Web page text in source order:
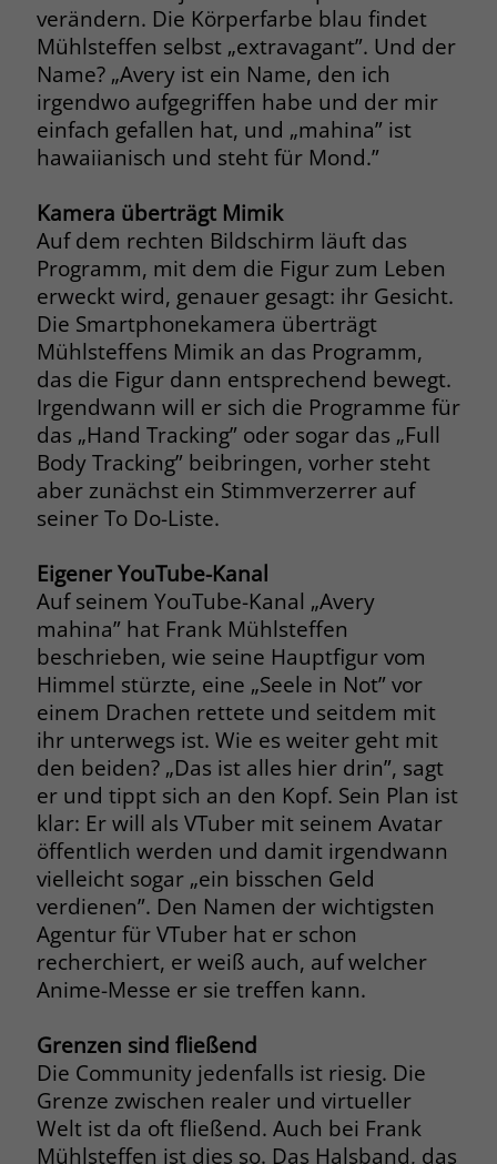
verändern. Die Körperfarbe blau findet
Mühlsteffen selbst „extravagant”. Und der
Name? „Avery ist ein Name, den ich
irgendwo aufgegriffen habe und der mir
einfach gefallen hat, und „mahina” ist
hawaiianisch und steht für Mond.”
Kamera überträgt Mimik
Auf dem rechten Bildschirm läuft das
Programm, mit dem die Figur zum Leben
erweckt wird, genauer gesagt: ihr Gesicht.
Die Smartphonekamera überträgt
Mühlsteffens Mimik an das Programm,
das die Figur dann entsprechend bewegt.
Irgendwann will er sich die Programme für
das „Hand Tracking” oder sogar das „Full
Body Tracking” beibringen, vorher steht
aber zunächst ein Stimmverzerrer auf
seiner To Do-Liste.
Eigener YouTube-Kanal
Auf seinem YouTube-Kanal „Avery
mahina” hat Frank Mühlsteffen
beschrieben, wie seine Hauptfigur vom
Himmel stürzte, eine „Seele in Not” vor
einem Drachen rettete und seitdem mit
ihr unterwegs ist. Wie es weiter geht mit
den beiden? „Das ist alles hier drin”, sagt
er und tippt sich an den Kopf. Sein Plan ist
klar: Er will als VTuber mit seinem Avatar
öffentlich werden und damit irgendwann
vielleicht sogar „ein bisschen Geld
verdienen”. Den Namen der wichtigsten
Agentur für VTuber hat er schon
recherchiert, er weiß auch, auf welcher
Anime-Messe er sie treffen kann.
Grenzen sind fließend
Die Community jedenfalls ist riesig. Die
Grenze zwischen realer und virtueller
Welt ist da oft fließend. Auch bei Frank
Mühlsteffen ist dies so. Das Halsband, das
welche Werbeanzeige geklickt wurde,
sodass erzielte Erfolge wie z.B.
Bestellungen oder Kontaktanfragen der
Anzeige zugewiesen werden können.
Name _gcl_dc
Anbieter Google Ads
Laufzeit 90 Tage
Zweck
Dieses Cookie wird gesetzt, wenn ein
User über einen Klick auf eine Google
Werbeanzeige auf die Website gelangt.
Es enthält Informationen darüber,
welche Werbeanzeige geklickt wurde,
sodass erzielte Erfolge wie z.B.
Bestellungen oder Kontaktanfragen der
Anzeige zugewiesen werden können.
Anbieter Facebook
Laufzeit 3 Monate
Zweck
Der Zweck von _fbp ist vollständig auf
die Werbe- und Analysebemühungen
von Facebook zurückzuführen. Dieses
Cookie ist ein Erstanbieter-Cookie, d. h.
Facebook platziert es, während ein
Verbraucher auf Facebook ist. Dieses
Cookie verfolgt die Besuche eines
Nutzers auf verschiedenen Websites
und meldet dieses Verhalten an
Facebook. Facebook kann dann die
gesammelten Daten nutzen, um den
Nutzer besser zu verstehen und
bessere, relevantere Werbung zu
zeigen. Das _fbp-Cookie sammelt keine
Informationen und wird von Facebook
nur platziert, um Daten an das
Unternehmen zurückzusenden.